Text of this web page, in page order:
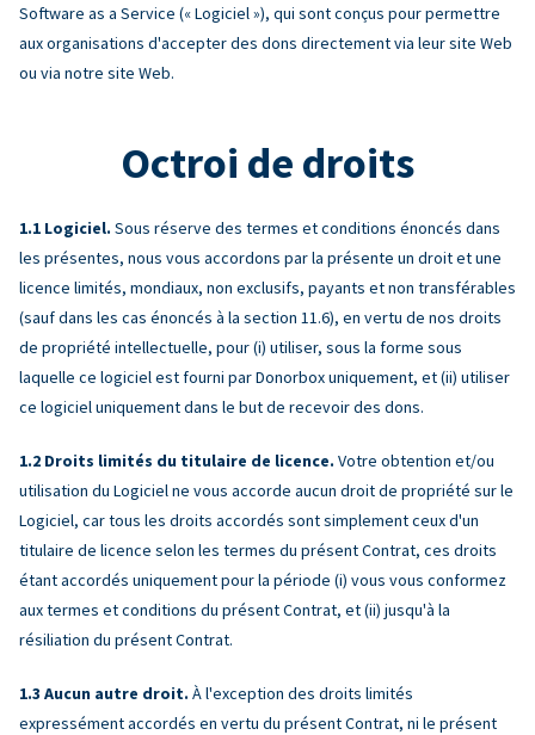
Software as a Service (« Logiciel »), qui sont conçus pour permettre
aux organisations d'accepter des dons directement via leur site Web
ou via notre site Web.
Octroi de droits
Logiciel. Sous réserve des termes et conditions énoncés dans
les présentes, nous vous accordons par la présente un droit et une
licence limités, mondiaux, non exclusifs, payants et non transférables
(sauf dans les cas énoncés à la section 11.6), en vertu de nos droits
de propriété intellectuelle, pour (i) utiliser, sous la forme sous
laquelle ce logiciel est fourni par Donorbox uniquement, et (ii) utiliser
ce logiciel uniquement dans le but de recevoir des dons.
Droits limités du titulaire de licence. Votre obtention et/ou
utilisation du Logiciel ne vous accorde aucun droit de propriété sur le
Logiciel, car tous les droits accordés sont simplement ceux d'un
titulaire de licence selon les termes du présent Contrat, ces droits
étant accordés uniquement pour la période (i) vous vous conformez
aux termes et conditions du présent Contrat, et (ii) jusqu'à la
résiliation du présent Contrat.
Aucun autre droit. À l'exception des droits limités
expressément accordés en vertu du présent Contrat, ni le présent